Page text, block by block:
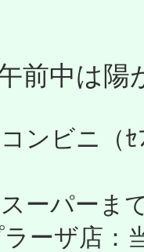
前中は陽
ンビニ（ｾ
ーパーま
ーザ店：